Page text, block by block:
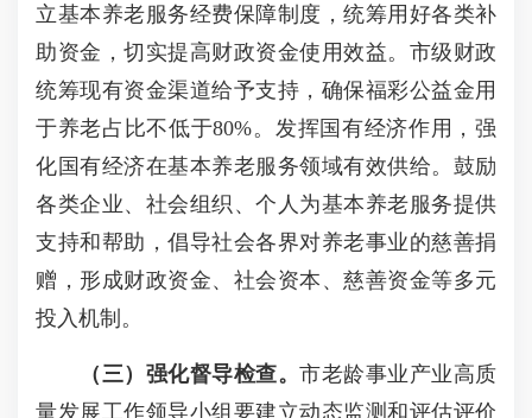
立基本养老服务经费保障制度，统筹用好各类补
助资金，切实提高财政资金使用效益。市级财政
统筹现有资金渠道给予支持，确保福彩公益金用
于养老占比不低于80%。发挥国有经济作用，强
化国有经济在基本养老服务领域有效供给。鼓励
各类企业、社会组织、个人为基本养老服务提供
支持和帮助，倡导社会各界对养老事业的慈善捐
赠，形成财政资金、社会资本、慈善资金等多元
投入机制。
（三）强化督导检查。 市老龄事业产业高质
量发展工作领导小组要建立动态监测和评估评价